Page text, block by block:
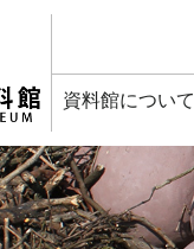
資料館について